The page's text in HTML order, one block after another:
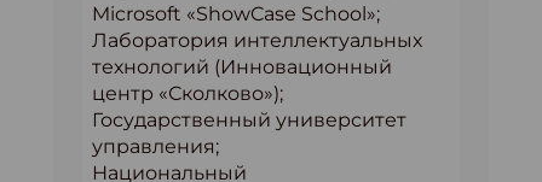
Microsoft «ShowCase School»;
Лаборатория интеллектуальных
технологий (Инновационный
центр «Сколково»);
Государственный университет
управления;
Национальный